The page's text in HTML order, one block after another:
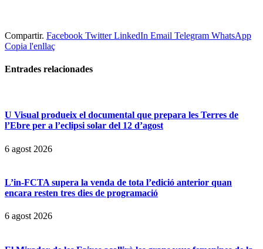
Compartir. Facebook Twitter LinkedIn Email Telegram WhatsApp
Copia l'enllaç
Entrades relacionades
U Visual produeix el documental que prepara les Terres de
l’Ebre per a l’eclipsi solar del 12 d’agost
6 agost 2026
L’in-FCTA supera la venda de tota l’edició anterior quan
encara resten tres dies de programació
6 agost 2026